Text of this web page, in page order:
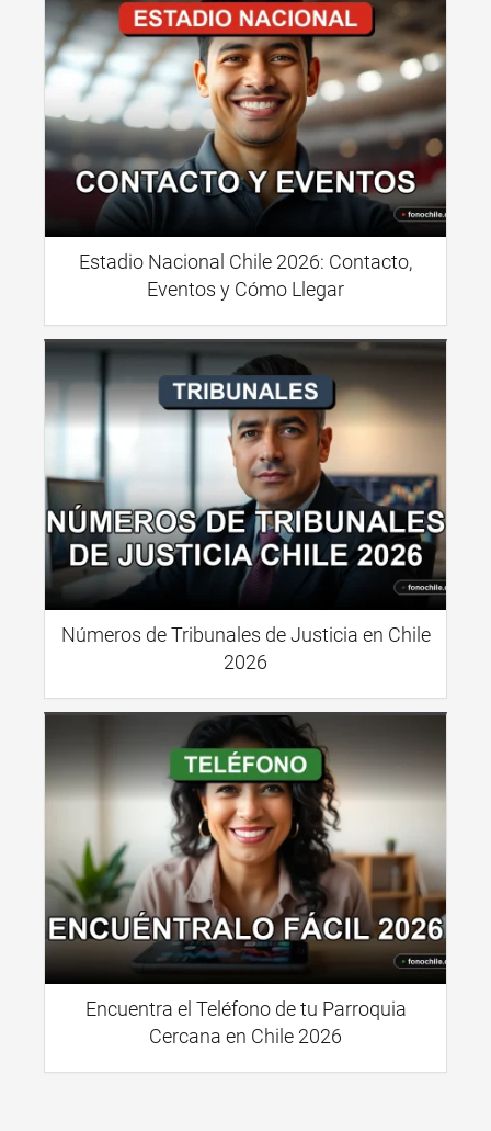
Estadio Nacional Chile 2026: Contacto,
Eventos y Cómo Llegar
Números de Tribunales de Justicia en Chile
2026
Encuentra el Teléfono de tu Parroquia
Cercana en Chile 2026